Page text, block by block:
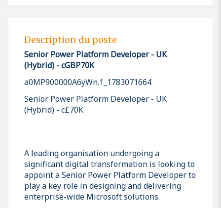
Description du poste
Senior Power Platform Developer - UK
(Hybrid) - cGBP70K
a0MP900000A6yWn.1_1783071664
Senior Power Platform Developer - UK
(Hybrid) - c£70K
A leading organisation undergoing a
significant digital transformation is looking to
appoint a Senior Power Platform Developer to
play a key role in designing and delivering
enterprise-wide Microsoft solutions.